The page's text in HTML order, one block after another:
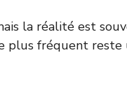
la réalité est
plus fréquent reste